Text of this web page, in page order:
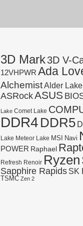
3D Mark3D V-
12VHPWR Ada
AlchemistAlder Lake
ASRockASUS
Lake Comet Lake
DDR4 DDR5
Lake Meteor Lake MSI Navi
POWER Raphael
Refresh Renoir Ryzen
Sapphire Rapids SK
TSMC Zen 2